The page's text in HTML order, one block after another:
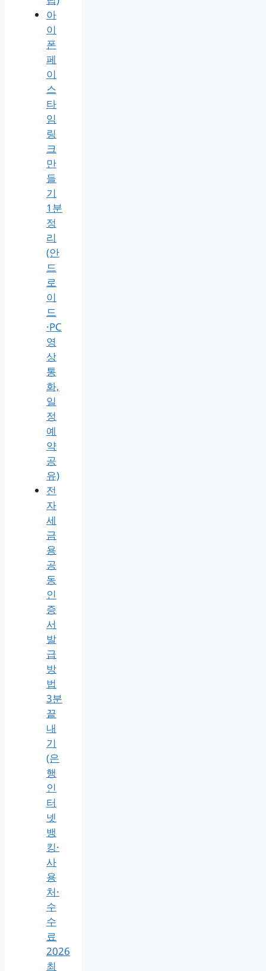
아
이
폰
페
이
스
타
임
링
크
만
들
기
1분
정
리
(안
드
로
이
드
·PC
영
상
통
화,
일
정
예
약
공
유)
전
자
세
금
용
공
동
인
증
서
발
급
방
법
3분
끝
내
기
(은
행
인
터
넷
뱅
킹·
사
용
처·
수
수
료
2026
최